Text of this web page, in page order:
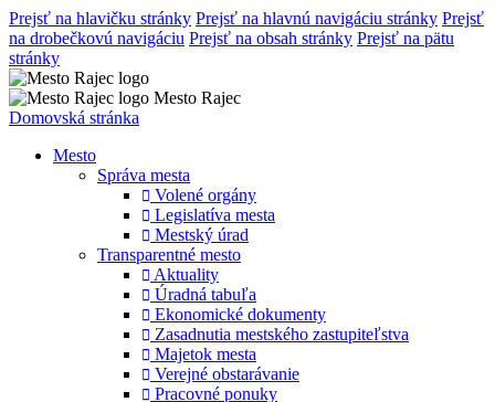
Prejsť na hlavičku stránky Prejsť na hlavnú navigáciu stránky Prejsť
na drobečkovú navigáciu Prejsť na obsah stránky Prejsť na pätu
stránky
Mesto Rajec
Domovská stránka
Mesto
Správa mesta
Volené orgány
Legislatíva mesta
Mestský úrad
Transparentné mesto
Aktuality
Úradná tabuľa
Ekonomické dokumenty
Zasadnutia mestského zastupiteľstva
Majetok mesta
Verejné obstarávanie
Pracovné ponuky